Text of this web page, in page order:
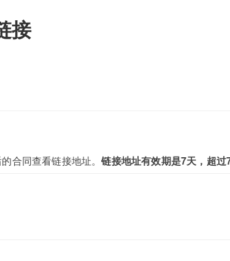
接
合同查看链接地址。链接地址有效期是7天，超